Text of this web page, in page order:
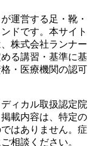
運営する足・靴・
ドです。本サイト
株式会社ランナー
る講習・基準に基
・医療機関の認可
ィカル取扱認定院
載内容は、特定の
はありません。症
相談ください。